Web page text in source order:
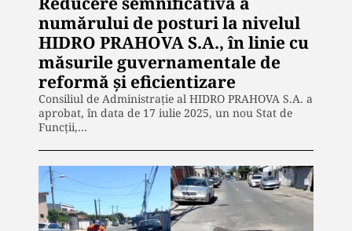
numărului de posturi la nivelul
HIDRO PRAHOVA S.A., în linie cu
măsurile guvernamentale de
reformă și eficientizare
Consiliul de Administrație al HIDRO PRAHOVA S.A. a
aprobat, în data de 17 iulie 2025, un nou Stat de
Funcții,…